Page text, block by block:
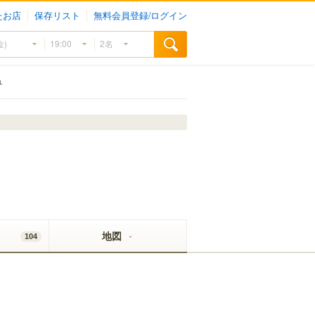
お店 保存リスト 無料会員登録/ログイン
104 地図